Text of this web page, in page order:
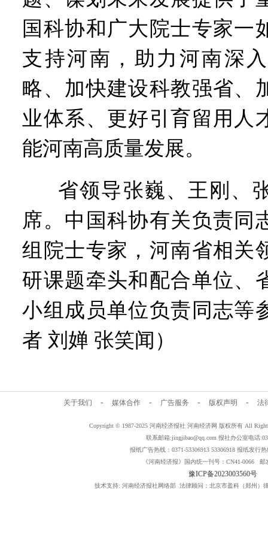
国科协和广大院士专家一
支持河南，助力河南深
略、加快建设科教强省、
业体系、更好引育留用人
能河南高质量发展。
省领导张巍、王刚、
席。中国科协有关负责同
组院士专家，河南省相关
研课题牵头和配合单位、
小组成员单位负责同志等
者 刘婵 张笑闻）
关于我们 - 媒体合作 - 广告服务 - 版权声明 - 法
Copyright © 1987-2025 河南经济报社 河南经济网 版权所有 All
联系邮箱:jingjibao@qq.com 报社办公室电话
报纸广告热线：0371-53306913 53306918 报纸发行热
《河南经济报》国内统一刊号：CN41-0066 邮
豫ICP备2023003560号
技术支持: 河南经济报社网络部 法律顾问：北京市盈科（郑州